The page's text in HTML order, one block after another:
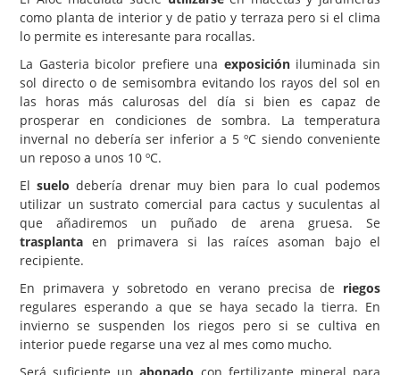
como planta de interior y de patio y terraza pero si el clima
lo permite es interesante para rocallas.
La Gasteria bicolor prefiere una exposicióniluminada sin
sol directo o de semisombra evitando los rayos del sol en
las horas más calurosas del día si bien es capaz de
prosperar en condiciones de sombra. La temperatura
invernal no debería ser inferior a 5 ºC siendo conveniente
un reposo a unos 10 ºC.
Elsuelo debería drenar muy bien para lo cual podemos
utilizar un sustrato comercial para cactus y suculentas al
que añadiremos un puñado de arena gruesa. Se
trasplanta en primavera si las raíces asoman bajo el
recipiente.
En primavera y sobretodo en verano precisa de riegos
regulares esperando a que se haya secado la tierra. En
invierno se suspenden los riegos pero si se cultiva en
interior puede regarse una vez al mes como mucho.